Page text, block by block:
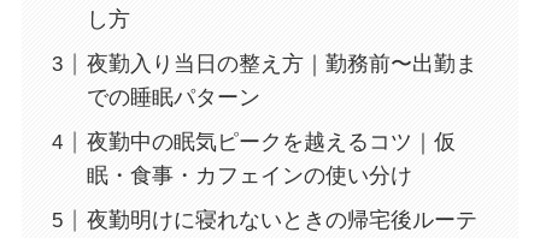
し方
夜勤入り当日の整え方｜勤務前〜出勤ま
での睡眠パターン
夜勤中の眠気ピークを越えるコツ｜仮
眠・食事・カフェインの使い分け
夜勤明けに寝れないときの帰宅後ルーテ